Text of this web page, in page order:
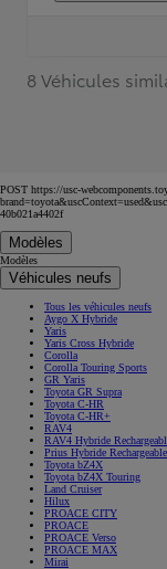
8 Véhicules
POST https://usc-
40b021a4402f
Modèles
Modèles
Véhicules neufs
Tous les véhicules neufs
Aygo X Hybride
Yaris
Yaris Cross Hybride
Corolla
Corolla Touring Sports
GR Yaris
Toyota GR Supra
Toyota C-HR
Toyota C-HR+
RAV4
RAV4 Hybride
Prius Hybride Rechargeable
Toyota bZ4X
Toyota bZ4X Touring
Land Cruiser
Hilux
PROACE CITY
PROACE
PROACE Verso
PROACE MAX
Mirai